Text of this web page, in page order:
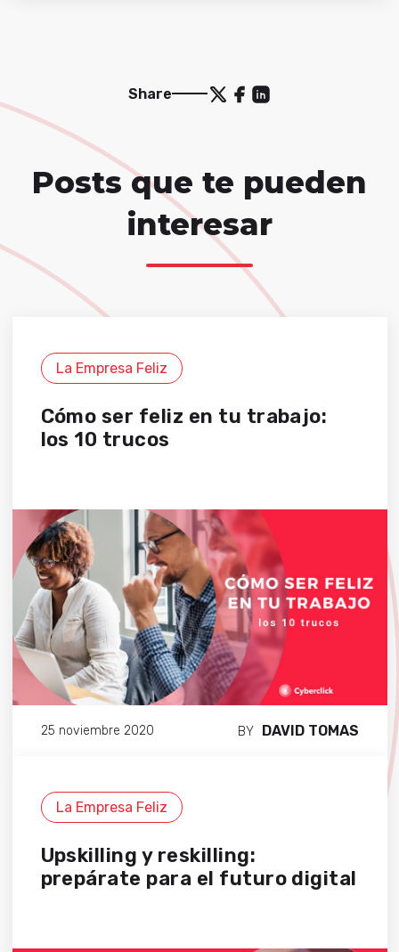
Share
Posts que te pueden
interesar
La Empresa Feliz
Cómo ser feliz en tu trabajo:
los 10 trucos
25 noviembre 2020 BY DAVID TOMAS
La Empresa Feliz
Upskilling y reskilling:
prepárate para el futuro digital